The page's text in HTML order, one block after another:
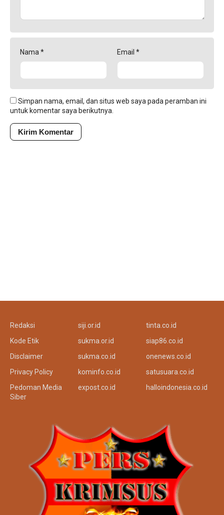
Nama * Email *
Simpan nama, email, dan situs web saya pada peramban ini
untuk komentar saya berikutnya.
Kode Etik
Disclaimer
Privacy Policy
Pedoman Media
sukma.or.id
sukma.co.id
kominfo.co.id
expost.co.id
tinta.co.id
siap86.co.id
onenews.co.id
satusuara.co.id
halloindonesia.co.id